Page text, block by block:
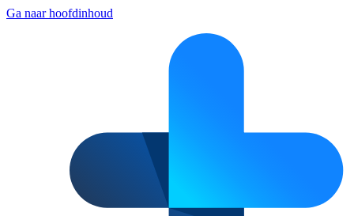
Ga naar hoofdinhoud